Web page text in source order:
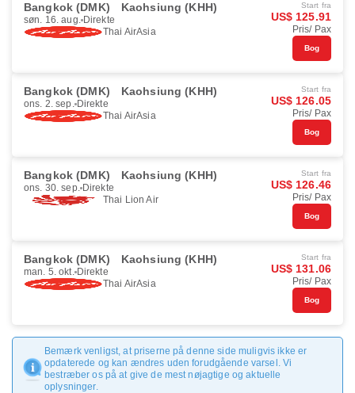
Bangkok (DMK) Kaohsiung (KHH)
søn. 16. aug. Direkte
Thai AirAsia
Start fra
US$ 125.91
Pris/ Pax
Bog
Bangkok (DMK) Kaohsiung (KHH)
ons. 2. sep. Direkte
Thai AirAsia
Start fra
US$ 126.05
Pris/ Pax
Bog
Bangkok (DMK) Kaohsiung (KHH)
ons. 30. sep. Direkte
Thai Lion Air
Start fra
US$ 126.46
Pris/ Pax
Bog
Bangkok (DMK) Kaohsiung (KHH)
man. 5. okt. Direkte
Thai AirAsia
Start fra
US$ 131.06
Pris/ Pax
Bog
Bemærk venligst, at priserne på denne side muligvis ikke er
opdaterede og kan ændres uden forudgående varsel. Vi
bestræber os på at give de mest nøjagtige og aktuelle
oplysninger.